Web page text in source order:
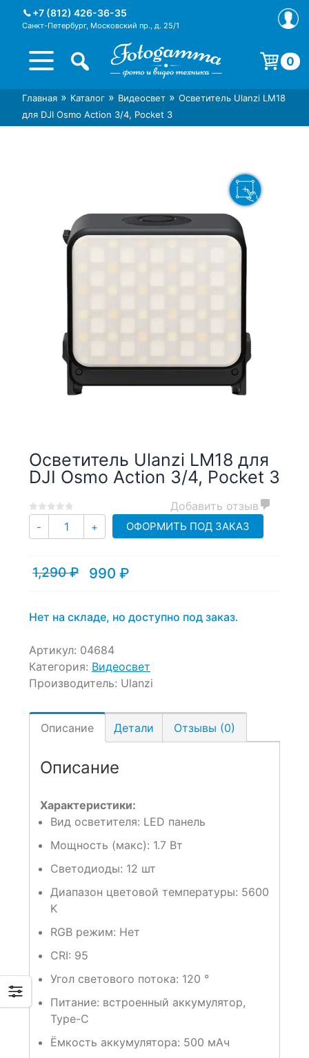
+7 (812) 426-36-35
Санкт-Петербург, Московский пр., д. 25/1
Интернет-магазин фототехники
Foto-Gamma в СПб
Магазин фотоаксессуаров foto-
gamma.ru
0
Корзина пуста.
Главная » Каталог » Видеосвет » Осветитель Ulanzi LM18
для DJI Osmo Action 3/4, Pocket 3
Осветитель Ulanzi LM18 для
DJI Osmo Action 3/4, Pocket 3
05
on
0
Добавить отзыв
- Количество
+ ОФОРМИТЬ ПОД ЗАКАЗ
1,290₽
Первоначальная
1,290 ₽.
990 ₽
Текущая
Нет на складе, но доступно под заказ.
Артикул: 04684
Категория: Видеосвет
Производитель: Ulanzi
Описание Детали Отзывы (0)
Описание
Характеристики:
Вид осветителя: LED панель
Мощность (макс): 1.7 Вт
Светодиоды: 12 шт
Диапазон цветовой температуры: 5600
K
RGB режим: Нет
CRI: 95
Угол светового потока: 120 °
Питание: встроенный аккумулятор,
Type-C
Ёмкость аккумулятора: 500 мАч